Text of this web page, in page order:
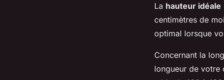
La hauteur idéale
centimètres de
optimal lorsque
Concernant la
longueur de votre